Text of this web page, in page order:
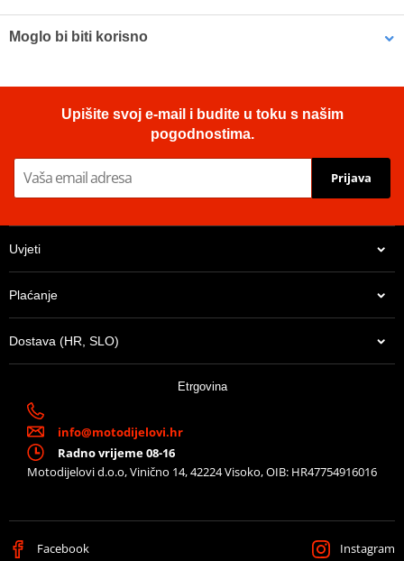
Proizvođač
Moglo bi biti korisno
U centralnom skladištu
Upišite svoj e-mail i budite u toku s našim
pogodnostima.
Prijava
Uvjeti
Plaćanje
Dostava (HR, SLO)
Etrgovina
info@motodijelovi.hr
Radno vrijeme 08-16
Motodijelovi d.o.o, Vinično 14, 42224 Visoko, OIB: HR47754916016
Facebook Instagram